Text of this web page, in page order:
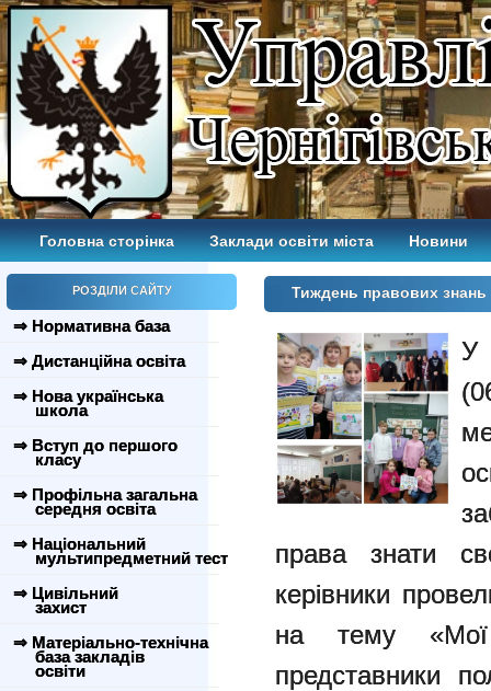
Головна сторінка Заклади освіти міста Новини
РОЗДІЛИ САЙТУ
⇒ Нормативна база
⇒ Дистанційна освіта
⇒ Нова українська
школа
⇒ Вступ до першого
класу
⇒ Профільна загальна
середня освіта
⇒ Національний
мультипредметний тест
⇒ Цивільний
захист
⇒ Матеріально-технічна
база закладів
освіти
Тиждень правових
У
права знати
керівники
на тему
представники